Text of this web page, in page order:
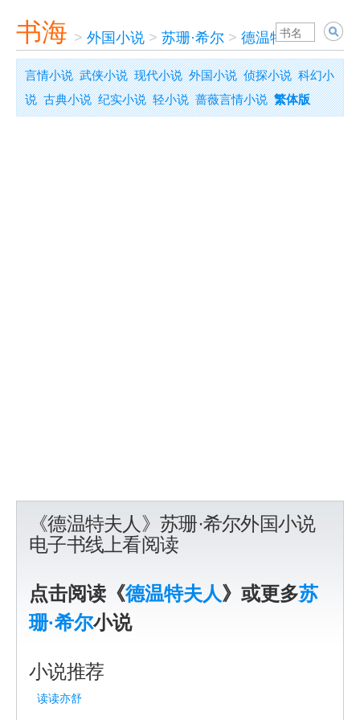
书海 > 外国小说 > 苏珊·希尔 > 德温特夫人
言情小说 武侠小说 现代小说 外国小说 侦探小说 科幻小
说 古典小说 纪实小说 轻小说 蔷薇言情小说 繁体版
《德温特夫人》苏珊·希尔外国小说
电子书线上看阅读
点击阅读《德温特夫人》或更多苏
珊·希尔小说
小说推荐
读读亦舒